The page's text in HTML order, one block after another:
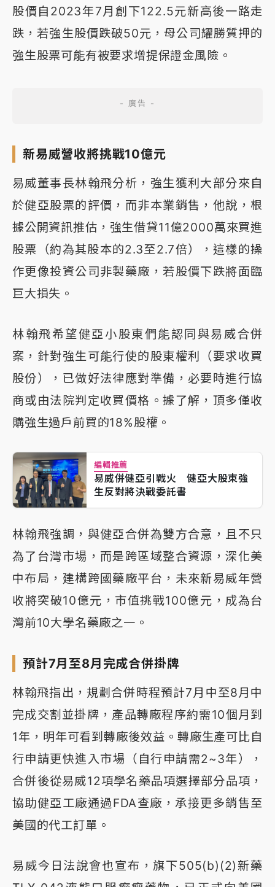
股價自2023年7月創下122.5元新高後一路走
跌，若強生股價跌破50元，母公司耀勝質押的
強生股票可能有被要求增提保證金風險。
新易威營收將挑戰10億元
易威董事長林翰飛分析，強生獲利大部分來自
於健亞股票的評價，而非本業銷售，他說，根
據公開資訊推估，強生借貸11億2000萬來買進
股票（約為其股本的2.3至2.7倍），這樣的操
作更像投資公司非製藥廠，若股價下跌將面臨
巨大損失。
林翰飛希望健亞小股東們能認同與易威合併
案，針對強生可能行使的股東權利（要求收買
股份），已做好法律應對準備，必要時進行協
商或由法院判定收買價格。據了解，頂多僅收
購強生過戶前買的18%股權。
編輯推薦
易威併健亞引戰火 健亞大股東強
生反對將決戰委託書
林翰飛強調，與健亞合併為雙方合意，且不只
為了台灣市場，而是跨區域整合資源，深化美
中布局，建構跨國藥廠平台，未來新易威年營
收將突破10億元，市值挑戰100億元，成為台
灣前10大學名藥廠之一。
預計7月至8月完成合併掛牌
林翰飛指出，規劃合併時程預計7月中至8月中
完成交割並掛牌，產品轉廠程序約需10個月到
1年，明年可看到轉廠後效益。轉廠生產可比自
行申請更快進入市場（自行申請需2~3年），
合併後從易威12項學名藥品項選擇部分品項，
協助健亞工廠通過FDA查廠，承接更多銷售至
美國的代工訂單。
易威今日法說會也宣布，旗下505(b)(2)新藥